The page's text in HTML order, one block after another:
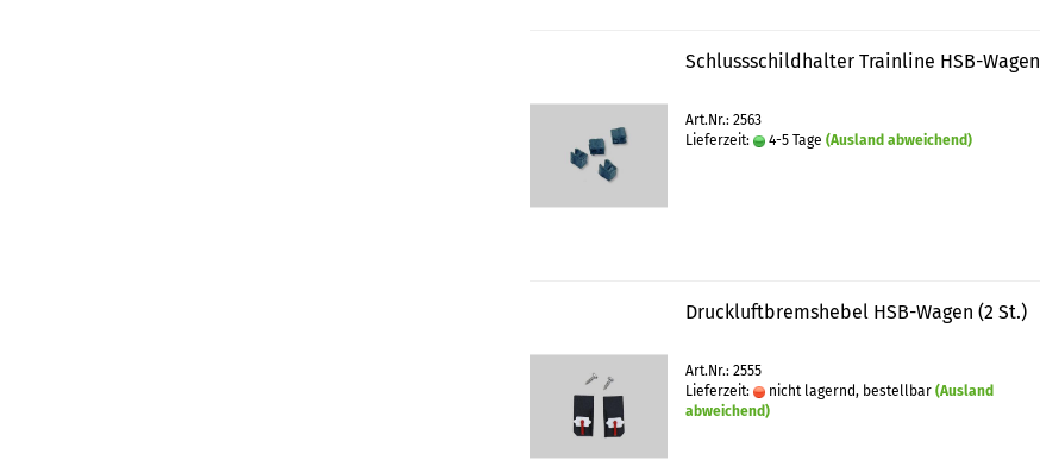
Schlussschildhalter Trainline HSB-Wagen
Art.Nr.: 2563
Lieferzeit:
4-5 Tage (Ausland abweichend)
Druckluftbremshebel HSB-Wagen (2 St.)
Art.Nr.: 2555
Lieferzeit:
nicht lagernd, bestellbar (Ausland
abweichend)